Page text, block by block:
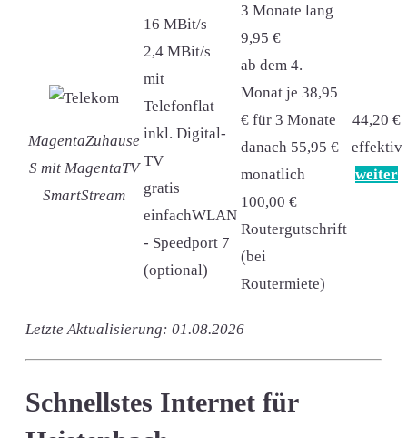
MagentaZuhause
S mit MagentaTV
SmartStream
16 MBit/s
2,4 MBit/s
mit
Telefonflat
inkl. Digital-
TV
gratis
einfachWLAN
- Speedport 7
(optional)
3 Monate lang
9,95 €
ab dem 4.
Monat je 38,95
€ für 3 Monate
danach 55,95 €
monatlich
100,00 €
Routergutschrift
(bei
Routermiete)
44,20 €
effektiv
weiter
Letzte Aktualisierung: 01.08.2026
Schnellstes Internet für